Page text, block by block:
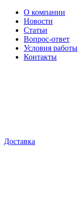
О компании
Новости
Статьи
Вопрос-ответ
Условия работы
Контакты
Доставка